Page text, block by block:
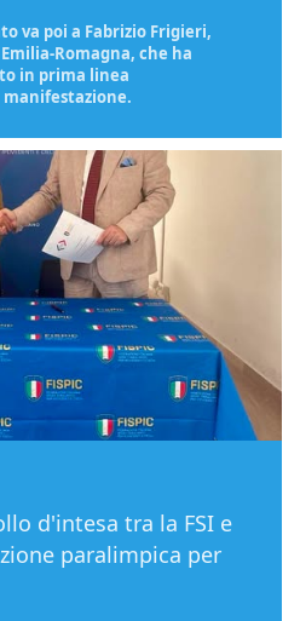
va poi a Fabrizio Frigieri,
Romagna, che ha
in prima linea
d'intesa tra la FSI e
paralimpica per